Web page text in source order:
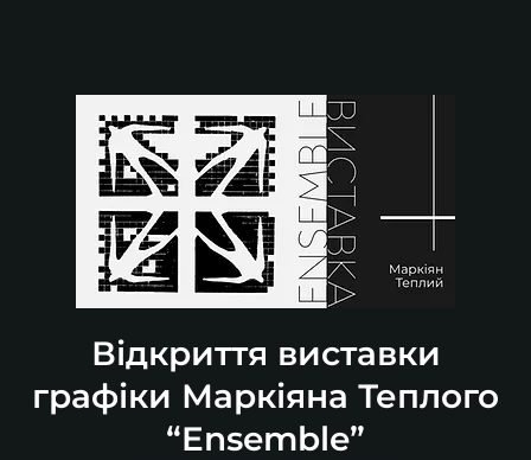
Відкриття виставки
графіки Маркіяна Теплого
“Ensemble”